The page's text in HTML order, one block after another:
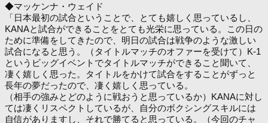
◆マッケンナ・ウェイド
「日本最初の試合ということで、とても嬉しく思っているし、
KANAと試合ができることをとても光栄に思っている。この日の
ために準備をしてきたので、明日の試合は戦争のような激しい
試合になると思う。（タイトルマッチのオファーを受けて）K-1
というビッグイベントでタイトルマッチができること聞いて、
凄く嬉しく思った。タイトルをかけて試合をすることがずっと
長年の夢だったので、凄く嬉しく思っている。
（相手の強みとどのように戦おうと思っているか）KANAに対し
ては凄くリスペクトしているが、自分のボクシングスキルには
自信がありますし、それで勝てると思っている。（今回のチャ